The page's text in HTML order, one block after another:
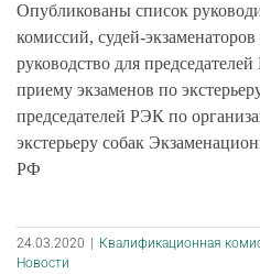
Опубликованы список
комиссий, судей-
руководство для
приему экзаменов по
председателей РЭК по
экстерьеру собак
РФ
24.03.2020 Квалификационная
Новости